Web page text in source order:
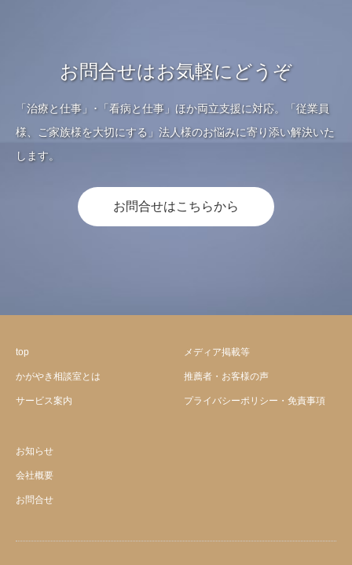
お問合せはお気軽にどうぞ
「治療と仕事」･「看病と仕事」ほか両立支援に対応。「従業員
様、ご家族様を大切にする」法人様のお悩みに寄り添い解決いた
します。
お問合せはこちらから
top
かがやき相談室とは
サービス案内
メディア掲載等
推薦者・お客様の声
プライバシーポリシー・免責事項
お知らせ
会社概要
お問合せ